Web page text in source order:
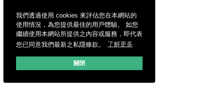
我們透過使用 cookies 來評估您在本網站的
使用情況，為您提供最佳的用戶體驗。 如您
繼續使用本網站所提供之內容或服務，即代表
您已同意我們最新之私隱條款。
了解更多
關閉